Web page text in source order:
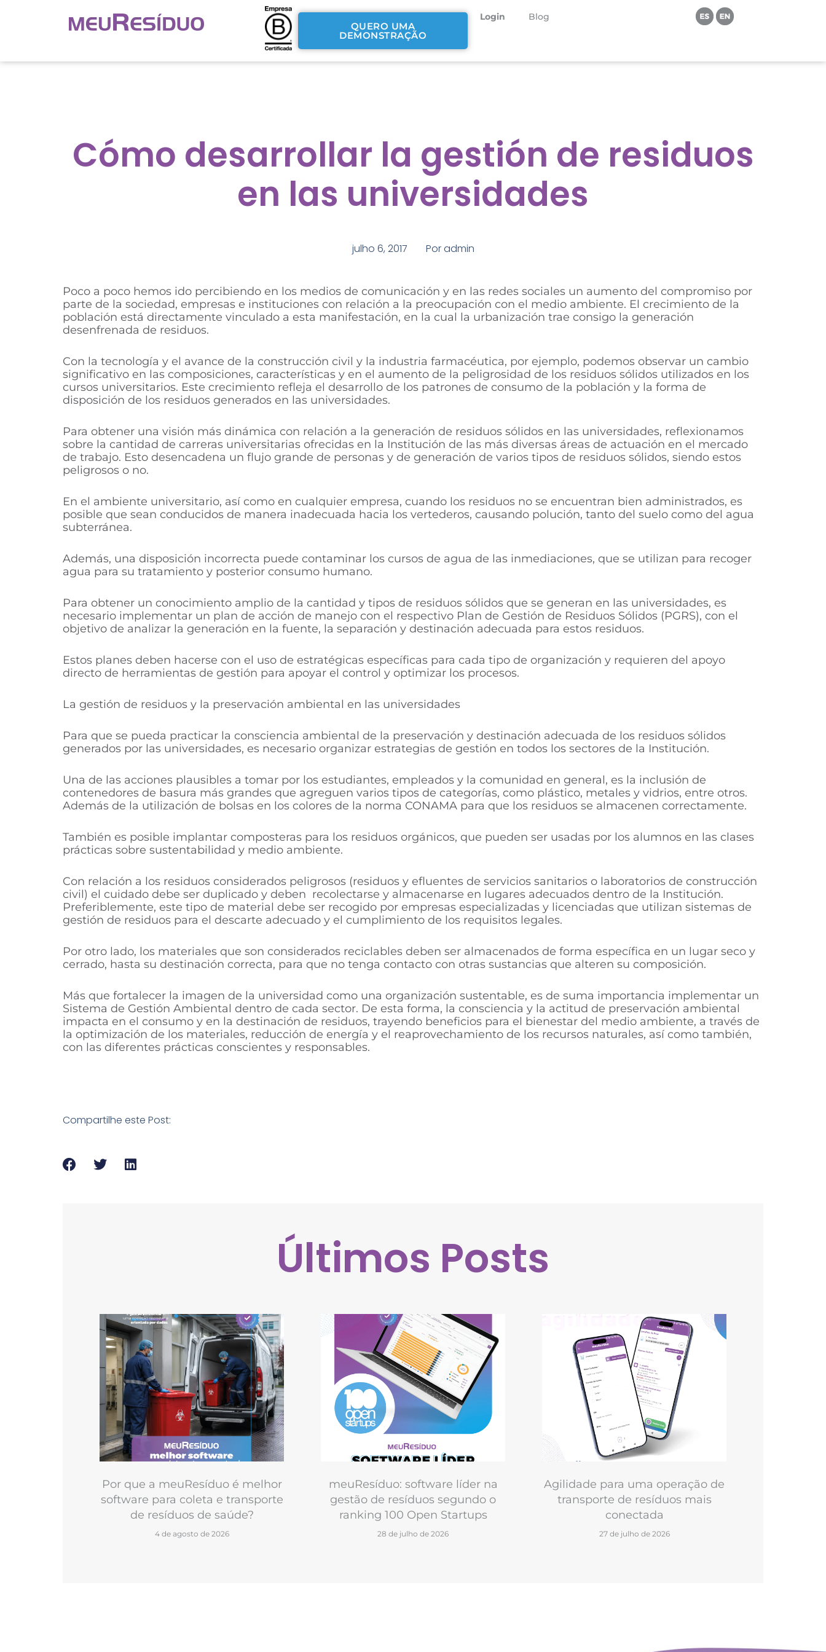
QUERO UMA
DEMONSTRAÇÃO
Login Blog
Cómo desarrollar la gestión de residuos
en las universidades
julho 6, 2017 Poradmin
Poco a poco hemos ido percibiendo en los medios de comunicación y en las redes sociales un aumento del compromiso por
parte de la sociedad, empresas e instituciones con relación a la preocupación con el medio ambiente. El crecimiento de la
población está directamente vinculado a esta manifestación, en la cual la urbanización trae consigo la generación
desenfrenada de residuos.
Con la tecnología y el avance de la construcción civil y la industria farmacéutica, por ejemplo, podemos observar un cambio
significativo en las composiciones, características y en el aumento de la peligrosidad de los residuos sólidos utilizados en los
cursos universitarios. Este crecimiento refleja el desarrollo de los patrones de consumo de la población y la forma de
disposición de los residuos generados en las universidades.
Para obtener una visión más dinámica con relación a la generación de residuos sólidos en las universidades, reflexionamos
sobre la cantidad de carreras universitarias ofrecidas en la Institución de las más diversas áreas de actuación en el mercado
de trabajo. Esto desencadena un flujo grande de personas y de generación de varios tipos de residuos sólidos, siendo estos
peligrosos o no.
En el ambiente universitario, así como en cualquier empresa, cuando los residuos no se encuentran bien administrados, es
posible que sean conducidos de manera inadecuada hacia los vertederos, causando polución, tanto del suelo como del agua
subterránea.
Además, una disposición incorrecta puede contaminar los cursos de agua de las inmediaciones, que se utilizan para recoger
agua para su tratamiento y posterior consumo humano.
Para obtener un conocimiento amplio de la cantidad y tipos de residuos sólidos que se generan en las universidades, es
necesario implementar un plan de acción de manejo con el respectivo Plan de Gestión de Residuos Sólidos (PGRS), con el
objetivo de analizar la generación en la fuente, la separación y destinación adecuada para estos residuos.
Estos planes deben hacerse con el uso de estratégicas específicas para cada tipo de organización y requieren del apoyo
directo de herramientas de gestión para apoyar el control y optimizar los procesos.
La gestión de residuos y la preservación ambiental en las universidades
Para que se pueda practicar la consciencia ambiental de la preservación y destinación adecuada de los residuos sólidos
generados por las universidades, es necesario organizar estrategias de gestión en todos los sectores de la Institución.
Una de las acciones plausibles a tomar por los estudiantes, empleados y la comunidad en general, es la inclusión de
contenedores de basura más grandes que agreguen varios tipos de categorías, como plástico, metales y vidrios, entre otros.
Además de la utilización de bolsas en los colores de la norma CONAMA para que los residuos se almacenen correctamente.
También es posible implantar composteras para los residuos orgánicos, que pueden ser usadas por los alumnos en las clases
prácticas sobre sustentabilidad y medio ambiente.
Con relación a los residuos considerados peligrosos (residuos y efluentes de servicios sanitarios o laboratorios de construcción
civil) el cuidado debe ser duplicado y deben recolectarse y almacenarse en lugares adecuados dentro de la Institución.
Preferiblemente, este tipo de material debe ser recogido por empresas especializadas y licenciadas que utilizan sistemas de
gestión de residuos para el descarte adecuado y el cumplimiento de los requisitos legales.
Por otro lado, los materiales que son considerados reciclables deben ser almacenados de forma específica en un lugar seco y
cerrado, hasta su destinación correcta, para que no tenga contacto con otras sustancias que alteren su composición.
Más que fortalecer la imagen de la universidad como una organización sustentable, es de suma importancia implementar un
Sistema de Gestión Ambiental dentro de cada sector. De esta forma, la consciencia y la actitud de preservación ambiental
impacta en el consumo y en la destinación de residuos, trayendo beneficios para el bienestar del medio ambiente, a través de
la optimización de los materiales, reducción de energía y el reaprovechamiento de los recursos naturales, así como también,
con las diferentes prácticas conscientes y responsables.
Compartilhe este Post:
Últimos Posts
Por que a meuResíduo é melhor
software para coleta e transporte
de resíduos de saúde?
4 de agosto de 2026
meuResíduo: software líder na
gestão de resíduos segundo o
ranking 100 Open Startups
28 de julho de 2026
Agilidade para uma operação de
transporte de resíduos mais
conectada
27 de julho de 2026